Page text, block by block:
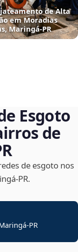
de Alta
em Moradias
Maringá‑PR
Esgoto
de
de esgoto nos
PR